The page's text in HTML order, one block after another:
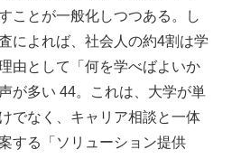
ことが一般化しつつある。し
によれば、社会人の約4割は学
由として「何を学べばよいか
が多い 44。これは、大学が単
でなく、キャリア相談と一体
する「ソリューション提供